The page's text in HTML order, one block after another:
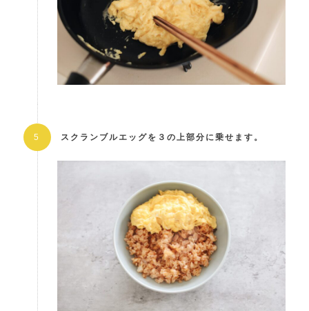
スクランブルエッグを３の上部分に乗せます。